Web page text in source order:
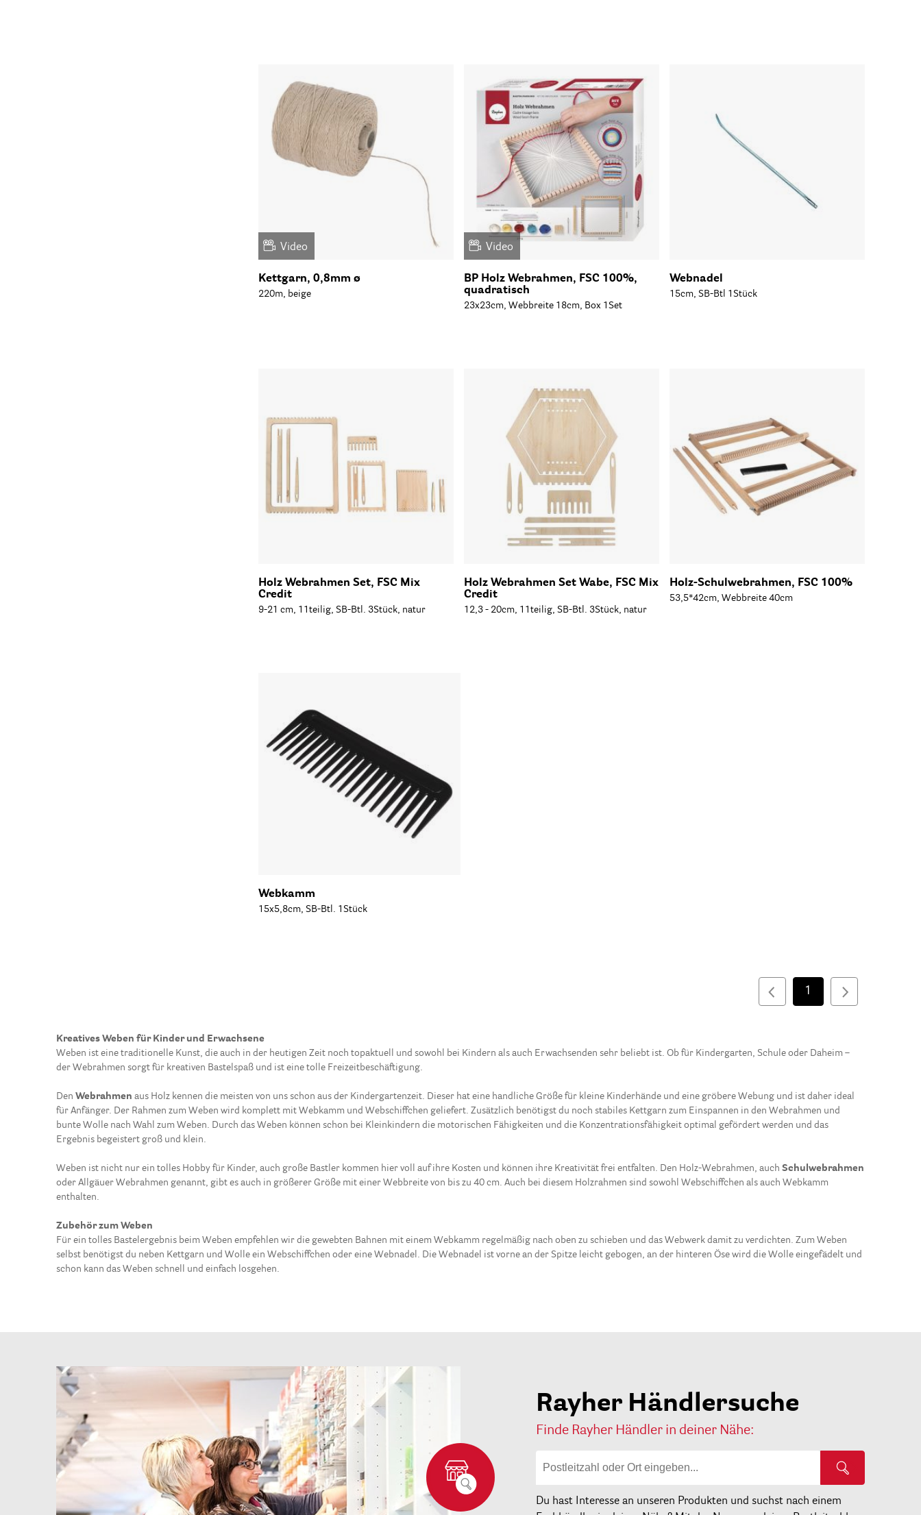
Video
Kettgarn, 0,8mm ø
220m, beige
Video
BP Holz Webrahmen, FSC 100%,
quadratisch
23x23cm, Webbreite 18cm, Box 1Set
Webnadel
15cm, SB-Btl 1Stück
Holz Webrahmen Set, FSC Mix
Credit
9-21 cm, 11teilig, SB-Btl. 3Stück, natur
Holz Webrahmen Set Wabe, FSC Mix
Credit
12,3 - 20cm, 11teilig, SB-Btl. 3Stück, natur
Holz-Schulwebrahmen, FSC 100%
53,5*42cm, Webbreite 40cm
Webkamm
15x5,8cm, SB-Btl. 1Stück
1
Kreatives Weben für Kinder und Erwachsene
Weben ist eine traditionelle Kunst, die auch in der heutigen Zeit noch topaktuell und sowohl bei Kindern als auch Erwachsenden sehr beliebt ist. Ob für Kindergarten, Schule oder Daheim –
der Webrahmen sorgt für kreativen Bastelspaß und ist eine tolle Freizeitbeschäftigung.
Den Webrahmen aus Holz kennen die meisten von uns schon aus der Kindergartenzeit. Dieser hat eine handliche Größe für kleine Kinderhände und eine gröbere Webung und ist daher ideal
für Anfänger. Der Rahmen zum Weben wird komplett mit Webkamm und Webschiffchen geliefert. Zusätzlich benötigst du noch stabiles Kettgarn zum Einspannen in den Webrahmen und
bunte Wolle nach Wahl zum Weben. Durch das Weben können schon bei Kleinkindern die motorischen Fähigkeiten und die Konzentrationsfähigkeit optimal gefördert werden und das
Ergebnis begeistert groß und klein.
Weben ist nicht nur ein tolles Hobby für Kinder, auch große Bastler kommen hier voll auf ihre Kosten und können ihre Kreativität frei entfalten. Den Holz-Webrahmen, auch Schulwebrahmen
oder Allgäuer Webrahmen genannt, gibt es auch in größerer Größe mit einer Webbreite von bis zu 40 cm. Auch bei diesem Holzrahmen sind sowohl Webschiffchen als auch Webkamm
enthalten.
Zubehör zum Weben
Für ein tolles Bastelergebnis beim Weben empfehlen wir die gewebten Bahnen mit einem Webkamm regelmäßig nach oben zu schieben und das Webwerk damit zu verdichten. Zum Weben
selbst benötigst du neben Kettgarn und Wolle ein Webschiffchen oder eine Webnadel. Die Webnadel ist vorne an der Spitze leicht gebogen, an der hinteren Öse wird die Wolle eingefädelt und
schon kann das Weben schnell und einfach losgehen.
Rayher Händlersuche
Finde Rayher Händler in deiner Nähe:
Du hast Interesse an unseren Produkten und suchst nach einem